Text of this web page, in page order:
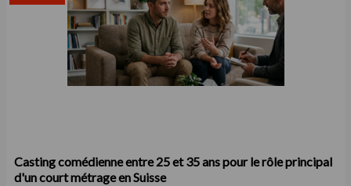
Casting comédienne entre 25 et 35 ans pour le rôle principal
d'un court métrage en Suisse